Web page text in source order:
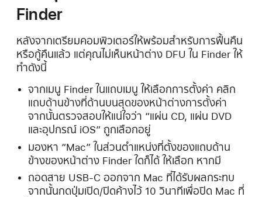
Finder
หลังจากเตรียมคอมพิวเตอร์ให้พร้อมสำหรับการฟื้นคืน
หรือกู้คืนแล้ว แต่คุณไม่เห็นหน้าต่าง DFU ใน Finder ให้
ทำดังนี้
จากเมนู Finder ในแถบเมนู ให้เลือกการตั้งค่า คลิก
แถบด้านข้างที่ด้านบนสุดของหน้าต่างการตั้งค่า
จากนั้นตรวจสอบให้แน่ใจว่า “แผ่น CD, แผ่น DVD
และอุปกรณ์ iOS” ถูกเลือกอยู่
มองหา “Mac” ในส่วนตำแหน่งที่ตั้งของแถบด้าน
ข้างของหน้าต่าง Finder ใดก็ได้ ให้เลือก หากมี
ถอดสาย USB-C ออกจาก Mac ที่ได้รับผลกระทบ
จากนั้นกดปุ่มเปิด/ปิดค้างไว้ 10 วินาทีเพื่อปิด Mac ที่